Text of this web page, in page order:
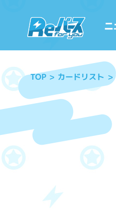
TOP カードリスト